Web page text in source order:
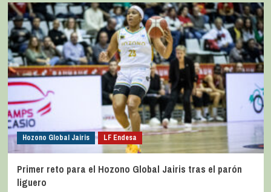
Hozono Global Jairis LF Endesa
Primer reto para el Hozono Global Jairis tras el parón
liguero